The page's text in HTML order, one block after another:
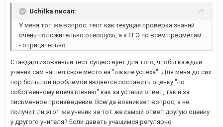
Uchilka писал:
У меня тот же вопрос. тест как текущая проверка знаний
очень положительно отношусь, а к ЕГЭ по всем предметам
- отрицательно.
Стандартизованный тест существует для того, чтобы каждый
ученик сам нашел свое место на "шкале успеха". Для меня до сих
пор большой проблемой является поставить оценку "по
собственному впечатлению" как за устный ответ, так и за
письменное произведение. Всегда возникает вопрос, а не
получит ли этот же ученик за тот же самый ответ другую оценку
у другого учителя? Если давать учащимся регулярно